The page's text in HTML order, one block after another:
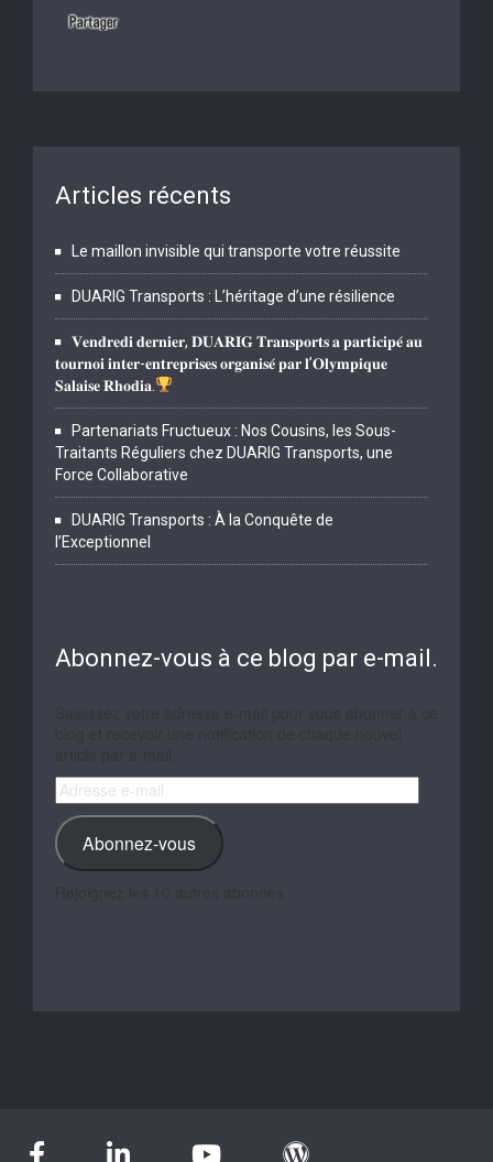
Articles récents
Le maillon invisible qui transporte votre réussite
DUARIG Transports : L’héritage d’une résilience
𝐕𝐞𝐧𝐝𝐫𝐞𝐝𝐢 𝐝𝐞𝐫𝐧𝐢𝐞𝐫, 𝐃𝐔𝐀𝐑𝐈𝐆 𝐓𝐫𝐚𝐧𝐬𝐩𝐨𝐫𝐭𝐬 𝐚 𝐩𝐚𝐫𝐭𝐢𝐜𝐢𝐩𝐞́ 𝐚𝐮
𝐭𝐨𝐮𝐫𝐧𝐨𝐢 𝐢𝐧𝐭𝐞𝐫-𝐞𝐧𝐭𝐫𝐞𝐩𝐫𝐢𝐬𝐞𝐬 𝐨𝐫𝐠𝐚𝐧𝐢𝐬𝐞́ 𝐩𝐚𝐫 𝐥’𝐎𝐥𝐲𝐦𝐩𝐢𝐪𝐮𝐞
𝐒𝐚𝐥𝐚𝐢𝐬𝐞 𝐑𝐡𝐨𝐝𝐢𝐚.
Partenariats Fructueux : Nos Cousins, les Sous-
Traitants Réguliers chez DUARIG Transports, une
Force Collaborative
DUARIG Transports : À la Conquête de
l’Exceptionnel
Abonnez-vous à ce blog par e-mail.
Adresse
e-
mail
Abonnez-vous